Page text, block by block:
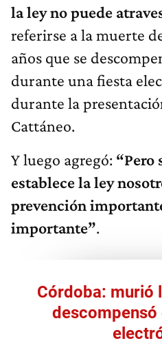
la ley no puede
referirse a la muerte
años que se
durante una fiesta
durante la
Cattáneo.
Y luego agregó: “Pero
establece la ley
prevención
importante”.
Córdoba: murió
descompensó